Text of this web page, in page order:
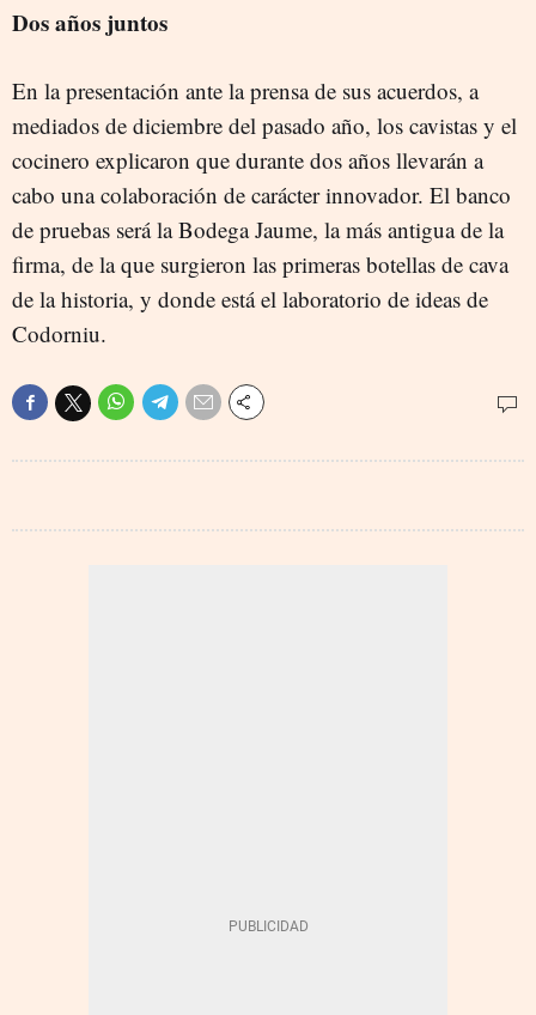
Dos años juntos
En la presentación ante la prensa de sus acuerdos, a
mediados de diciembre del pasado año, los cavistas y el
cocinero explicaron que durante dos años llevarán a
cabo una colaboración de carácter innovador. El banco
de pruebas será la Bodega Jaume, la más antigua de la
firma, de la que surgieron las primeras botellas de cava
de la historia, y donde está el laboratorio de ideas de
Codorniu.